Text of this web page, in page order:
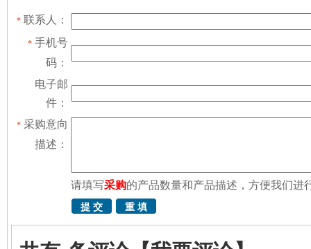
* 联系人：
* 手机号
码：
电子邮
件：
* 采购意向
描述：
请填写采购的产品数量和产品描述，方便我们进